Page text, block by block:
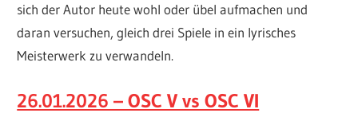
sich der Autor heute wohl oder übel aufmachen und
daran versuchen, gleich drei Spiele in ein lyrisches
Meisterwerk zu verwandeln.
26.01.2026 – OSC V vs OSC VI